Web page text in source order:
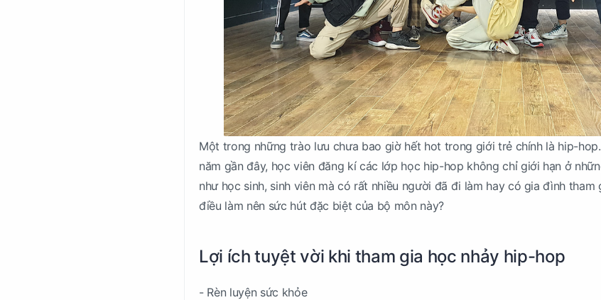
Một trong những trào lưu chưa bao giờ hết hot trong giới trẻ chính là hip-
năm gần đây, học viên đăng kí các lớp học hip-hop không chỉ giới hạn ở
như học sinh, sinh viên mà có rất nhiều người đã đi làm hay có gia đình tham
điều làm nên sức hút đặc biệt của bộ môn này?
Lợi ích tuyệt vời khi tham gia học nhảy hip-hop
- Rèn luyện sức khỏe